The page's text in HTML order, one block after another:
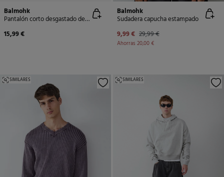
Balmohk
Pantalón corto desgastado denim
15,99 €
Balmohk
Sudadera capucha estampado
9,99 € 29,99 €
Ahorras 20,00 €
SIMILARES SIMILARES